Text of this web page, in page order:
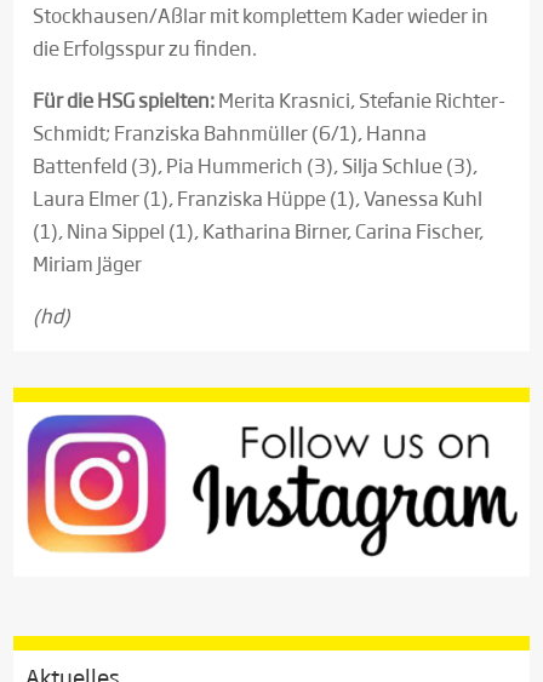
Stockhausen/Aßlar mit komplettem Kader wieder in
die Erfolgsspur zu finden.
Für die HSG spielten:Merita Krasnici, Stefanie Richter-
Schmidt; Franziska Bahnmüller (6/1), Hanna
Battenfeld (3), Pia Hummerich (3), Silja Schlue (3),
Laura Elmer (1), Franziska Hüppe (1), Vanessa Kuhl
(1), Nina Sippel (1), Katharina Birner, Carina Fischer,
Miriam Jäger
(hd)